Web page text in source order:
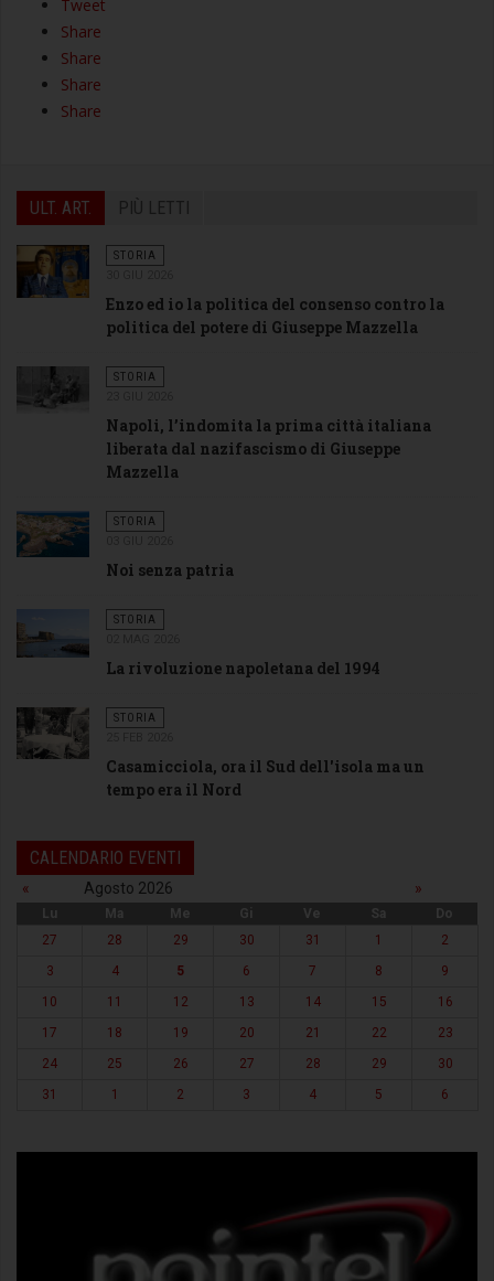
Tweet
Share
Share
Share
Share
ULT. ART. PIÙ LETTI
STORIA
Enzo ed io la politica del consenso contro la
politica del potere di Giuseppe Mazzella
STORIA
Napoli, l’indomita la prima città italiana
liberata dal nazifascismo di Giuseppe
Mazzella
STORIA
Noi senza patria
STORIA
La rivoluzione napoletana del 1994
STORIA
Casamicciola, ora il Sud dell'isola ma un
tempo era il Nord
CALENDARIO EVENTI
« Agosto 2026 »
Lu Ma Me Gi Ve Sa
Do
27
28 29 30 31 1
2
3
4 5 6 7 8
9
10
11 12 13 14 15
16
17
18 19 20 21 22
23
24
25 26 27 28 29
30
31
1 2 3 4 5 6